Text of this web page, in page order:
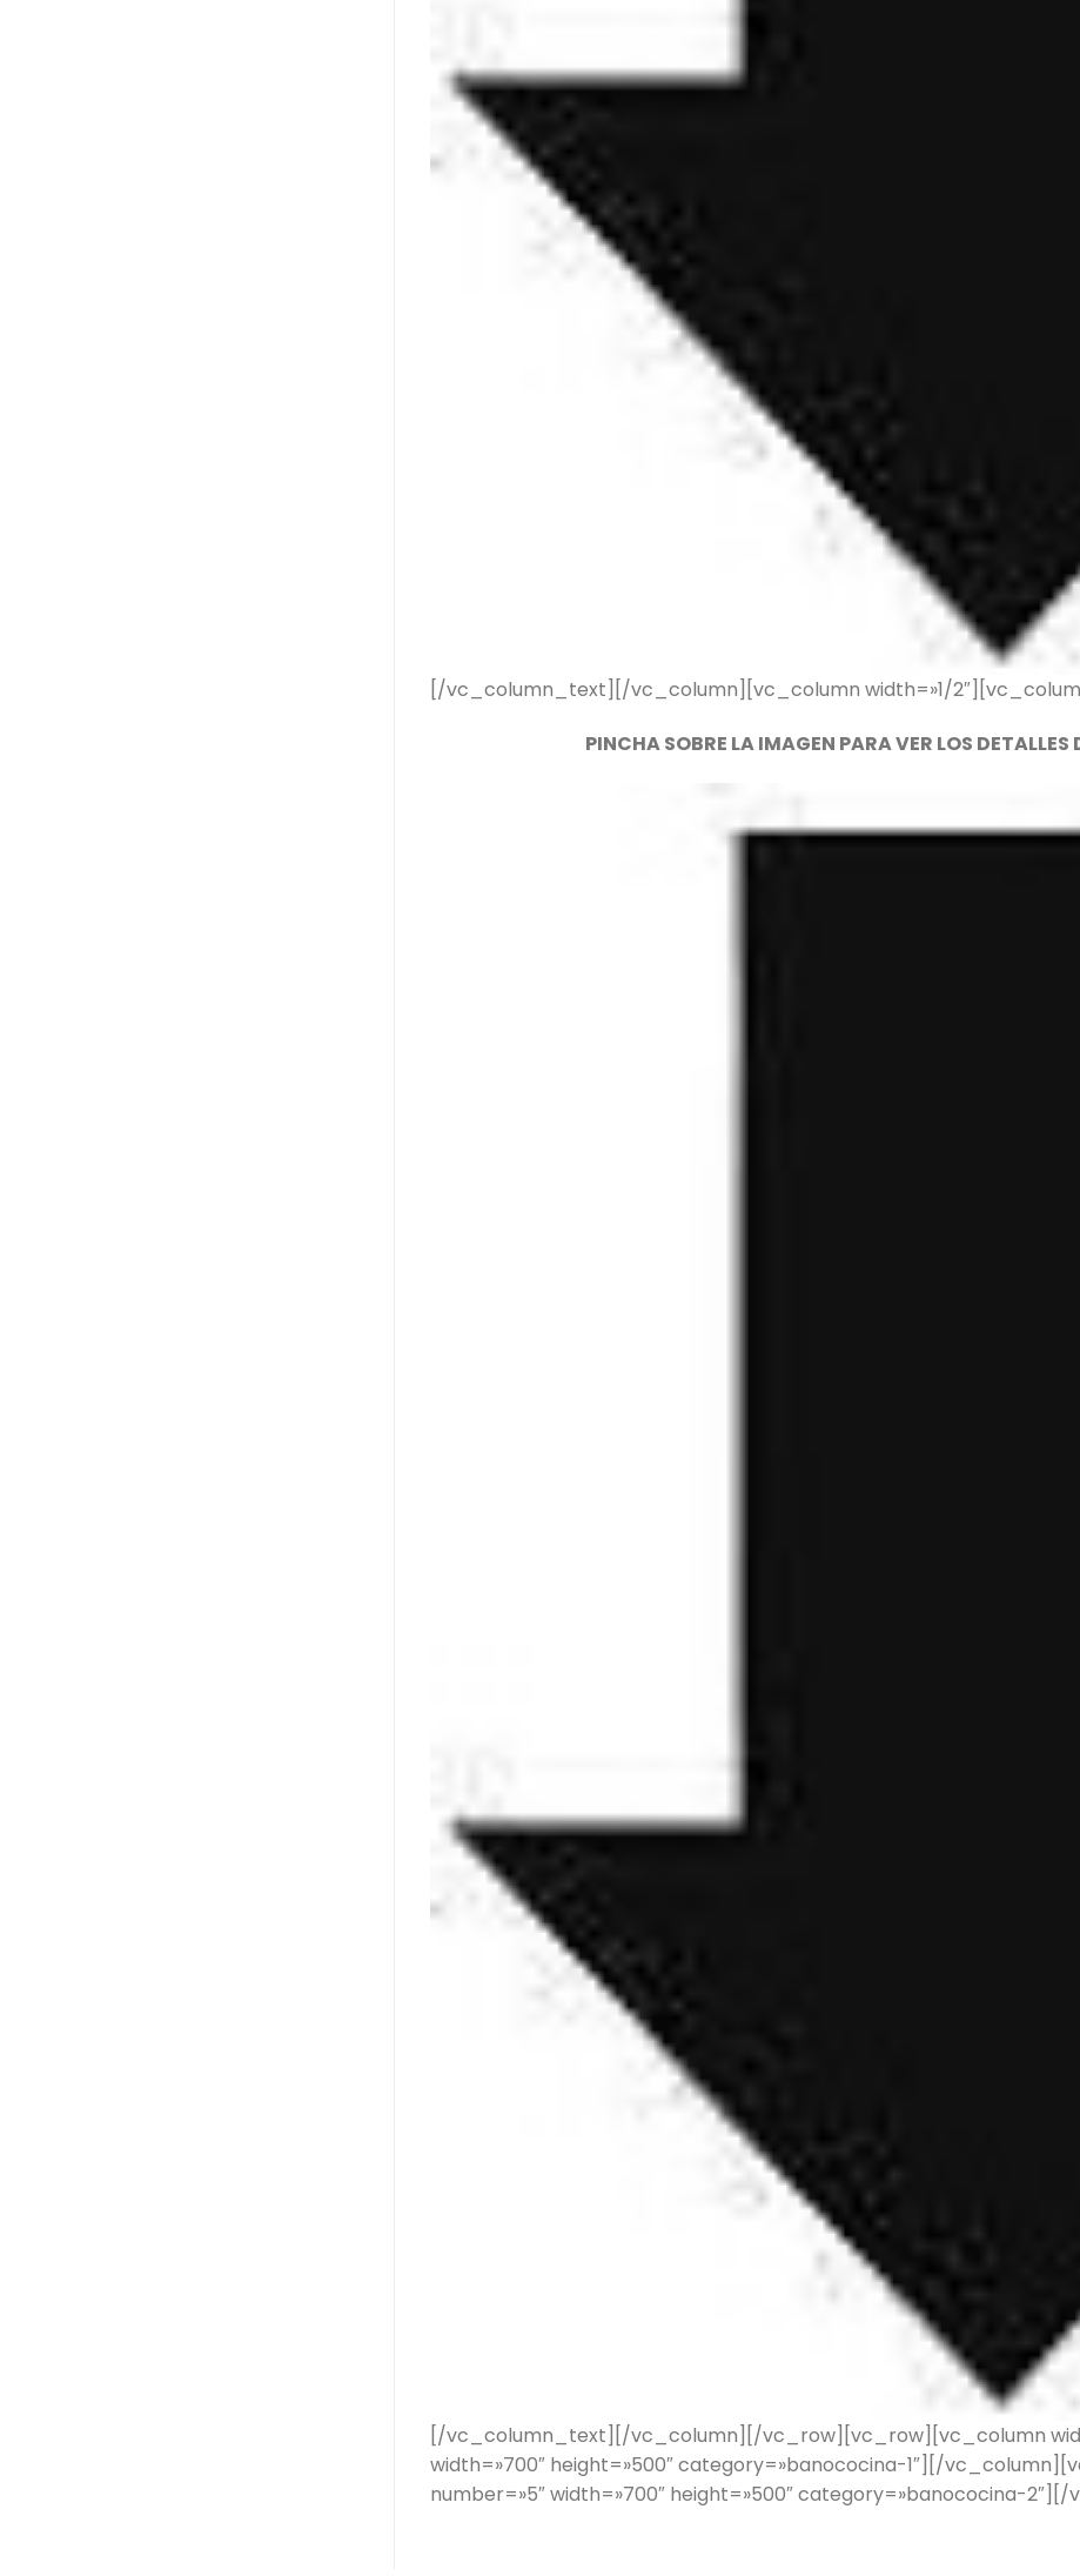
[/vc_column_text][/vc_column][vc_column width=»1/
PINCHA SOBRE LA IMAGEN PARA VER LOS DETALLES
[/vc_column_text][/vc_column][/vc_row][vc_row][vc_column
width=»700″ height=»500″ category=»banococina-1″][/
number=»5″ width=»700″ height=»500″ category=»banococina-